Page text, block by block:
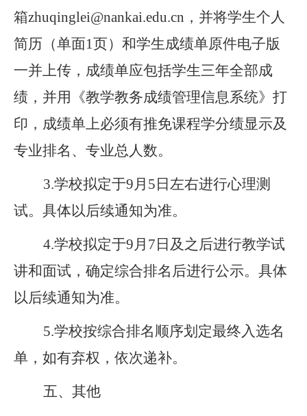
箱zhuqinglei@nankai.edu.cn，并将学生个人
简历（单面1页）和学生成绩单原件电子版
一并上传， 成绩单应包括学生三年全部成
绩，并用《教学教务成绩管理信息系统》打
印，成绩单上必须有推免课程学分绩显示及
专业排名、专业总人数。
3.学校拟定于9月 5 日 左右进行心理测
试。具体以后续通知为准。
4.学校拟定于9月 7 日 及 之后进行教学试
讲和面试，确定综合排名后进行公示。具体
以后续通知为准。
5.学校按综合排名顺序划定最终入选名
单，如有弃权，依次递补。
五、其他